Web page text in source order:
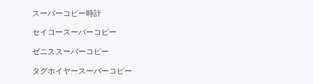
スーパーコピー時計
セイコースーパーコピー
ゼニススーパーコピー
タグホイヤースーパーコピー